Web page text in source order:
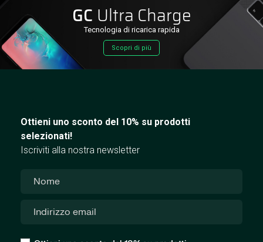
GC Ultra Charge
Tecnologia di ricarica rapida
Scopri di più
Ottieni uno sconto del 10% su prodotti
selezionati!
Iscriviti alla nostra newsletter